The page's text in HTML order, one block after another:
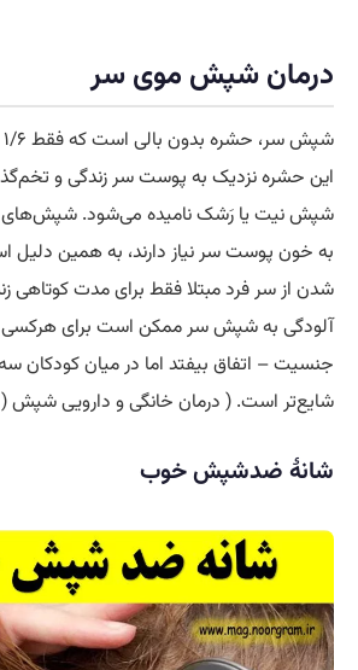
درمان شپش موی سر
این حشره نزدیک به پوست سر زندگی و
شپش نیت یا رَشک نامیده می‌شود. شپش‌های
به خون پوست سر نیاز دارند، به همین
شدن از سر فرد مبتلا فقط برای مدت کوتاهی
آلودگی به شپش سر ممکن است برای
جنسیت – اتفاق بیفتد اما در میان کودکان
شایع‌تر است. ( درمان خانگی و دارویی شپش
شانهٔ ضدشپش خوب